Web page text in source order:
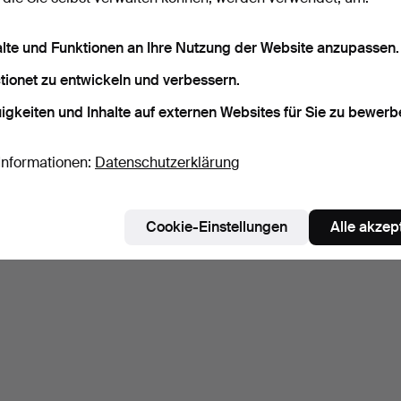
Gebote
950 USD
12 Gebote
233 USD
55
Suche speichern
und Funktionen an Ihre Nutzung der Website anzupassen.
zu entwickeln und verbessern.
und Inhalte auf externen Websites für Sie zu
Datenschutzerklärung
Cookie-Einstellungen Alle